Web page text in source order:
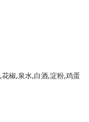
椒,泉水,白酒,淀粉,鸡蛋